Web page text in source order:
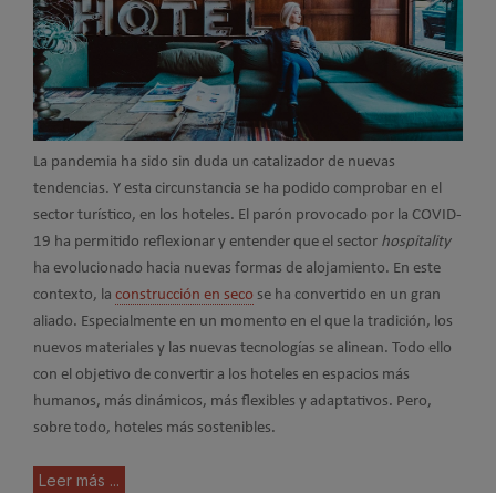
La pandemia ha sido sin duda un catalizador de nuevas
tendencias. Y esta circunstancia se ha podido comprobar en el
sector turístico, en los hoteles. El parón provocado por la COVID-
19 ha permitido reflexionar y entender que el sector hospitality
ha evolucionado hacia nuevas formas de alojamiento. En este
contexto, la construcción en seco se ha convertido en un gran
aliado. Especialmente en un momento en el que la tradición, los
nuevos materiales y las nuevas tecnologías se alinean. Todo ello
con el objetivo de convertir a los hoteles en espacios más
humanos, más dinámicos, más flexibles y adaptativos. Pero,
sobre todo, hoteles más sostenibles.
Leer más ...